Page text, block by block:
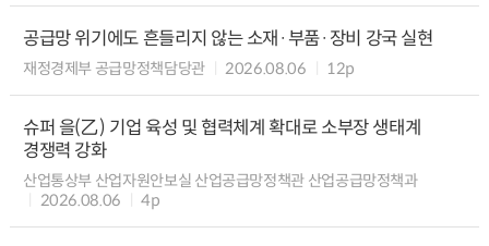
공급망 위기에도 흔들리지 않는 소재·부품·장비 강국 실현
재정경제부 공급망정책담당관 2026.08.06 12p
슈퍼 을(乙) 기업 육성 및 협력체계 확대로 소부장 생태계
경쟁력 강화
산업통상부 산업자원안보실 산업공급망정책관 산업공급망정책과
2026.08.06
4p